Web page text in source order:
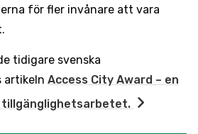
för fler invånare att vara
tidigare svenska
artikeln Access City Award – en